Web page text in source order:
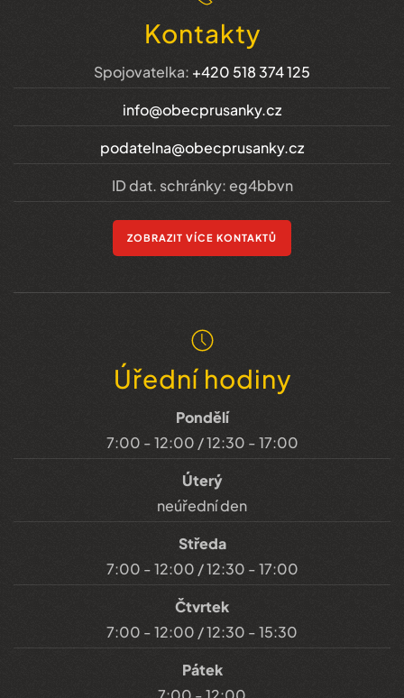
Kontakty
Spojovatelka: +420 518 374 125
info@obecprusanky.cz
podatelna@obecprusanky.cz
ID dat. schránky: eg4bbvn
ZOBRAZIT VÍCE KONTAKTŮ
Úřední hodiny
Pondělí
7:00 - 12:00 / 12:30 - 17:00
Úterý
neúřední den
Středa
7:00 - 12:00 / 12:30 - 17:00
Čtvrtek
7:00 - 12:00 / 12:30 - 15:30
Pátek